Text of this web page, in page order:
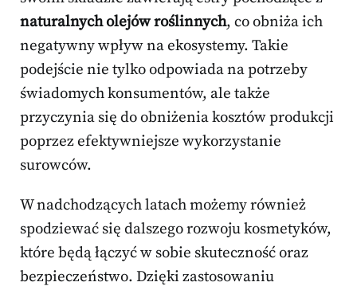
naturalnych olejów roślinnych, co obniża ich
negatywny wpływ na ekosystemy. Takie
podejście nie tylko odpowiada na potrzeby
świadomych konsumentów, ale także
przyczynia się do obniżenia kosztów produkcji
poprzez efektywniejsze wykorzystanie
surowców.
W nadchodzących latach możemy również
spodziewać się dalszego rozwoju kosmetyków,
które będą łączyć w sobie skuteczność oraz
bezpieczeństwo. Dzięki zastosowaniu